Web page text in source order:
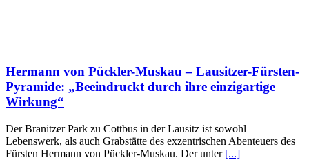
Hermann von Pückler-Muskau – Lausitzer-Fürsten-
Pyramide: „Beeindruckt durch ihre einzigartige
Wirkung“
Der Branitzer Park zu Cottbus in der Lausitz ist sowohl
Lebenswerk, als auch Grabstätte des exzentrischen Abenteuers des
Fürsten Hermann von Pückler-Muskau. Der unter [...]